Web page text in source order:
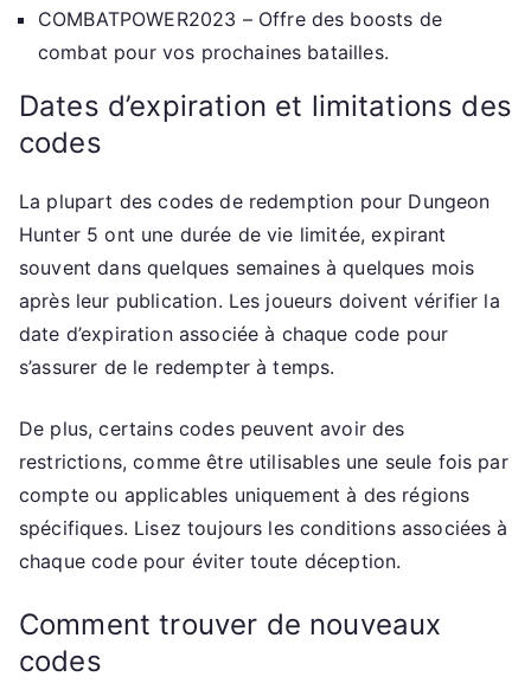
COMBATPOWER2023 – Offre des boosts de
combat pour vos prochaines batailles.
Dates d’expiration et limitations des
codes
La plupart des codes de redemption pour Dungeon
Hunter 5 ont une durée de vie limitée, expirant
souvent dans quelques semaines à quelques mois
après leur publication. Les joueurs doivent vérifier la
date d’expiration associée à chaque code pour
s’assurer de le redempter à temps.
De plus, certains codes peuvent avoir des
restrictions, comme être utilisables une seule fois par
compte ou applicables uniquement à des régions
spécifiques. Lisez toujours les conditions associées à
chaque code pour éviter toute déception.
Comment trouver de nouveaux
codes